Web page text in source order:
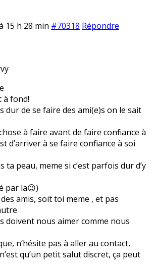
15 h 28 min #70318 Répondre
à fond!
dur de se faire des ami(e)s on le sait
à faire avant de faire confiance à
d’arriver à se faire confiance à soi
ta peau, meme si c’est parfois dur d’y
par la😉)
amis, soit toi meme , et pas
doivent nous aimer comme nous
n’hésite pas à aller au contact,
qu’un petit salut discret, ça peut